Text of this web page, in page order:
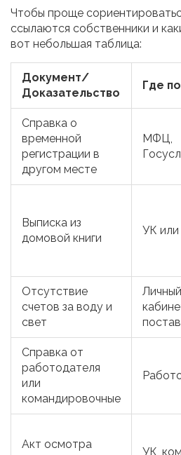
Чтобы проще
ссылаются собственники и
вот небольшая таблица:
Документ/
Доказательство
Где
Справка о
временной
регистрации в
другом месте
МФЦ,
Выписка из
домовой книги
УК
Отсутствие
счетов за воду и
свет
Личный
Справка от
работодателя
или
командировочные
Акт осмотра
УК,